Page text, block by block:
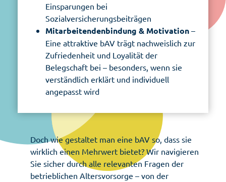
Einsparungen bei
Sozialversicherungsbeiträgen
Mitarbeitendenbindung & Motivation –
Eine attraktive bAV trägt nachweislich zur
Zufriedenheit und Loyalität der
Belegschaft bei – besonders, wenn sie
verständlich erklärt und individuell
angepasst wird
Doch wie gestaltet man eine bAV so, dass sie
wirklich einen Mehrwert bietet? Wir navigieren
Sie sicher durch alle relevanten Fragen der
betrieblichen Altersvorsorge – von der